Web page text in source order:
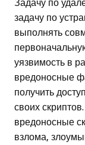
Задачу по
задачу по
выполнять
уязвимость в
вредоносные
получить
своих
вредоносные
взлома,